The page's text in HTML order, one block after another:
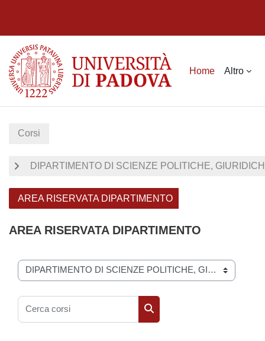
Home Altro
Corsi
DIPARTIMENTO DI SCIENZE POLITICHE,
AREA RISERVATA DIPARTIMENTO
AREA RISERVATA DIPARTIMENTO
Categorie di corso
Cerca corsi
Cerca corsi